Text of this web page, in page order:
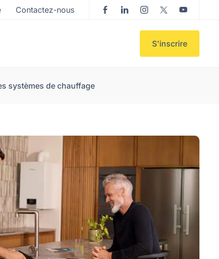
Contactez-nous
S'inscrire
systèmes de chauffage